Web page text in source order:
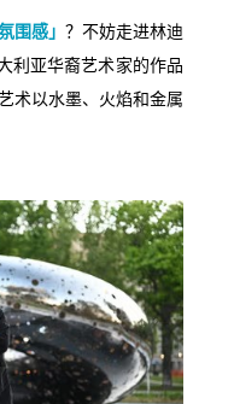
氛围感」 ？不妨走进林迪
利亚华裔艺术家的作品
术以水墨、火焰和金属